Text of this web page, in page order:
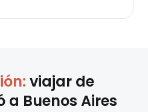
viajar de
a Buenos Aires